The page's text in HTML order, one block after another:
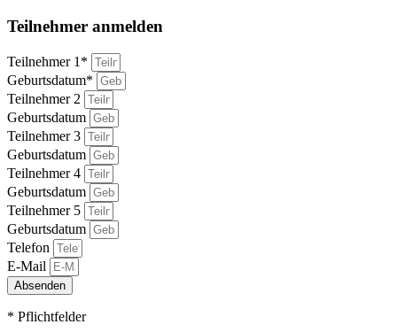
Teilnehmer anmelden
Teilnehmer 1*
Geburtsdatum*
Teilnehmer 2
Geburtsdatum
Teilnehmer 3
Geburtsdatum
Teilnehmer 4
Geburtsdatum
Teilnehmer 5
Geburtsdatum
Telefon
E-Mail
Absenden
* Pflichtfelder